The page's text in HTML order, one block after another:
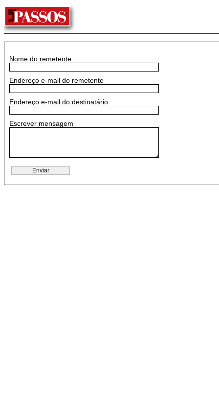
Nome do remetente
Endereço e-mail do remetente
Endereço e-mail do destinatário
Escrever mensagem